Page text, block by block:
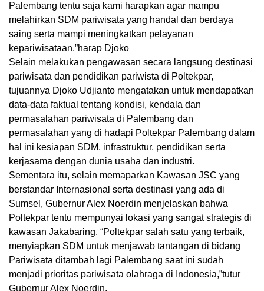
Palembang tentu saja kami harapkan agar mampu
melahirkan SDM pariwisata yang handal dan berdaya
saing serta mampi meningkatkan pelayanan
kepariwisataan,”harap Djoko
Selain melakukan pengawasan secara langsung destinasi
pariwisata dan pendidikan pariwista di Poltekpar,
tujuannya Djoko Udjianto mengatakan untuk mendapatkan
data-data faktual tentang kondisi, kendala dan
permasalahan pariwisata di Palembang dan
permasalahan yang di hadapi Poltekpar Palembang dalam
hal ini kesiapan SDM, infrastruktur, pendidikan serta
kerjasama dengan dunia usaha dan industri.
Sementara itu, selain memaparkan Kawasan JSC yang
berstandar Internasional serta destinasi yang ada di
Sumsel, Gubernur Alex Noerdin menjelaskan bahwa
Poltekpar tentu mempunyai lokasi yang sangat strategis di
kawasan Jakabaring. “Poltekpar salah satu yang terbaik,
menyiapkan SDM untuk menjawab tantangan di bidang
Pariwisata ditambah lagi Palembang saat ini sudah
menjadi prioritas pariwisata olahraga di Indonesia,”tutur
Gubernur Alex Noerdin.